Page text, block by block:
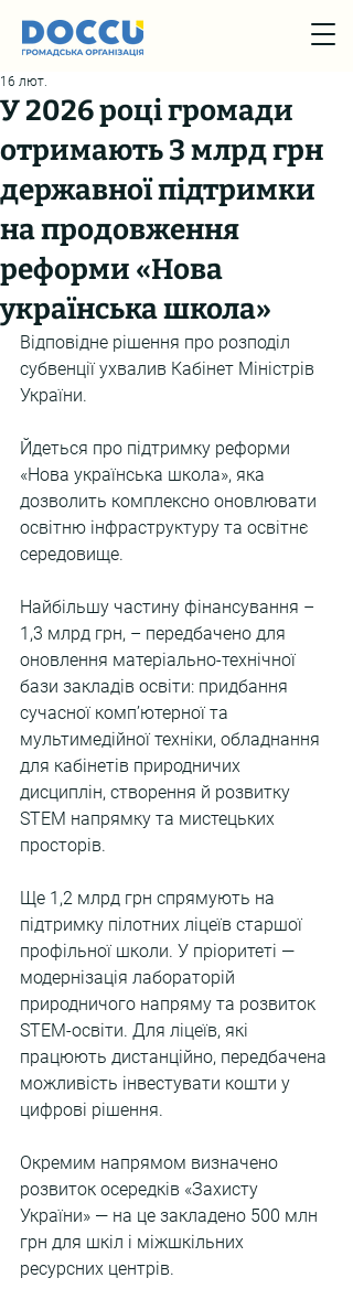
У 2026 році громади
отримають 3 млрд грн
державної підтримки
на продовження
реформи «Нова
українська школа»
16 лют.
Відповідне рішення про розподіл
субвенції ухвалив Кабінет Міністрів
України.
Йдеться про підтримку реформи
«Нова українська школа», яка
дозволить комплексно оновлювати
освітню інфраструктуру та освітнє
середовище.
Найбільшу частину фінансування –
1,3 млрд грн, – передбачено для
оновлення матеріально-технічної
бази закладів освіти: придбання
сучасної комп’ютерної та
мультимедійної техніки, обладнання
для кабінетів природничих
дисциплін, створення й розвитку
STEM напрямку та мистецьких
просторів.
Ще 1,2 млрд грн спрямують на
підтримку пілотних ліцеїв старшої
профільної школи. У пріоритеті —
модернізація лабораторій
природничого напряму та розвиток
STEM-освіти. Для ліцеїв, які
працюють дистанційно, передбачена
можливість інвестувати кошти у
цифрові рішення.
Окремим напрямом визначено
розвиток осередків «Захисту
України» — на це закладено 500 млн
грн для шкіл і міжшкільних
ресурсних центрів.